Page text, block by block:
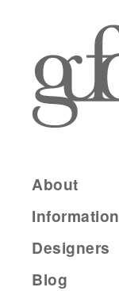
About
Information
Designers
Blog